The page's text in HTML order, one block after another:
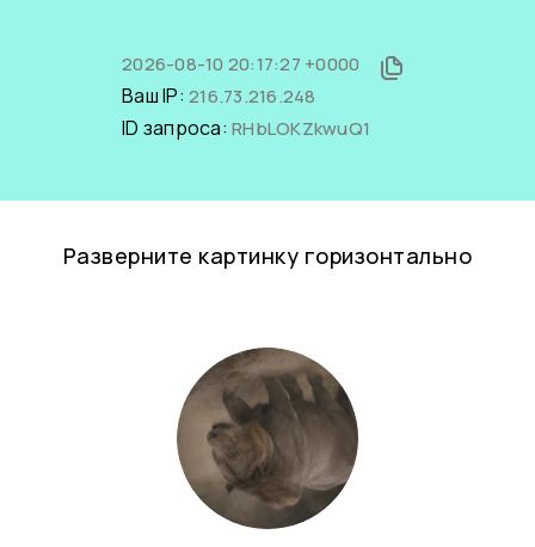
2026-08-10 20:17:27 +0000
Ваш IP: 216.73.216.248
ID запроса: RHbLOKZkwuQ1
Разверните картинку горизонтально